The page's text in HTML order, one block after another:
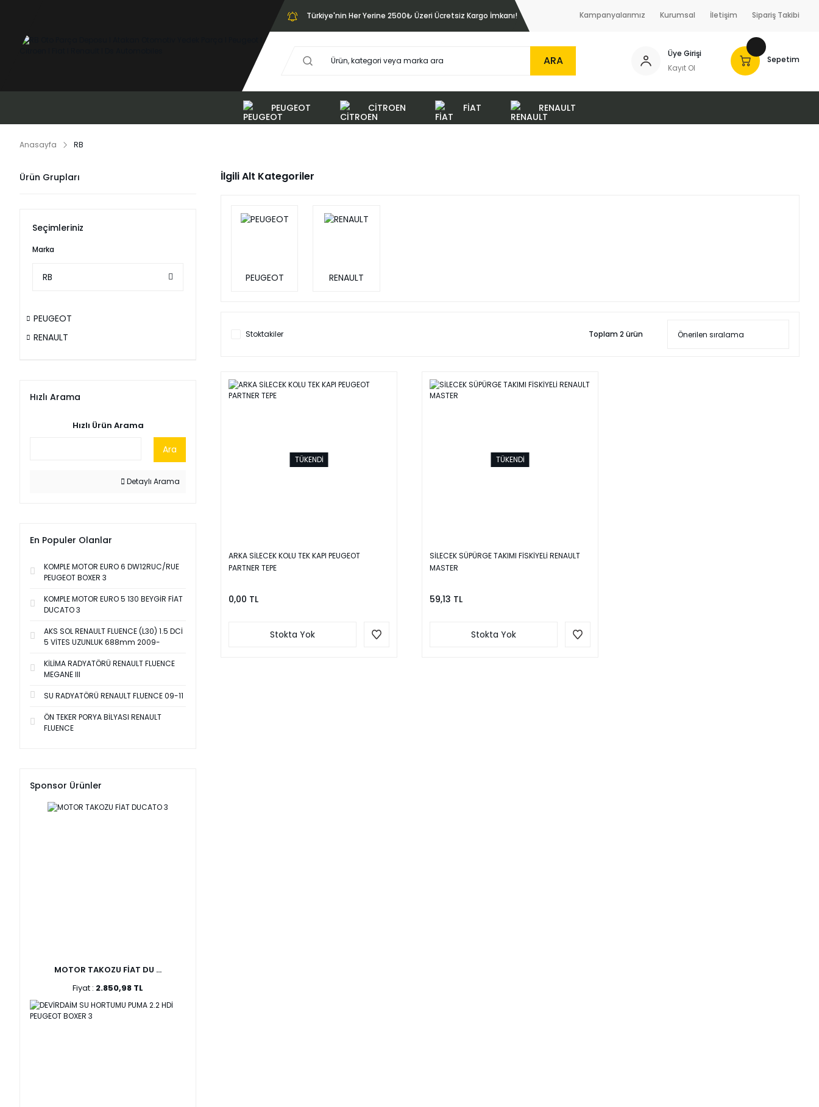
Türkiye'nin Her Yerine 2500₺ Üzeri Ücretsiz Kargo İmkanı! Kampanyalarımız Kurumsal İletişim Sipariş Takibi
ARA
Üye Girişi
Kayıt Ol
Sepetim
PEUGEOT CİTROEN FİAT RENAULT
Anasayfa RB
Ürün Grupları
Seçimleriniz
Marka
RB
PEUGEOT
RENAULT
Hızlı Arama
Hızlı Ürün Arama
Ara
Detaylı Arama
En Populer Olanlar
KOMPLE MOTOR EURO 6 DW12RUC/RUE
PEUGEOT BOXER 3
KOMPLE MOTOR EURO 5 130 BEYGİR FİAT
DUCATO 3
AKS SOL RENAULT FLUENCE (L30) 1.5 DCİ
5 VİTES UZUNLUK 688mm 2009-
KİLİMA RADYATÖRÜ RENAULT FLUENCE
MEGANE III
SU RADYATÖRÜ RENAULT FLUENCE 09-11
ÖN TEKER PORYA BİLYASI RENAULT
FLUENCE
Sponsor Ürünler
MOTOR TAKOZU FİAT DU ...
Fiyat : 2.850,98 TL
İlgili Alt Kategoriler
PEUGEOT RENAULT
Stoktakiler Toplam 2 ürün
TÜKENDİ
ARKA SİLECEK KOLU TEK KAPI PEUGEOT
PARTNER TEPE
0,00 TL
Stokta Yok
TÜKENDİ
SİLECEK SÜPÜRGE TAKIMI FİSKİYELİ RENAULT
MASTER
59,13 TL
Stokta Yok